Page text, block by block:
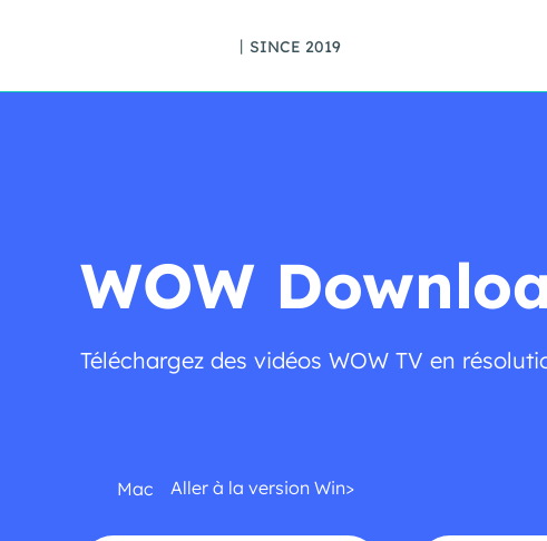
丨SINCE 2019
WOW
Téléchargez des vidéos WOW TV en
Mac Aller à la version Win>